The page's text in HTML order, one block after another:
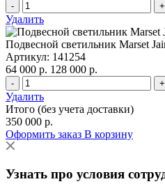
- +
Удалить
Подвесной светильник Marset
Артикул: 141254
64 000 р. 128 000 р.
- +
Удалить
Итого (без учета доставки)
350 000 р.
Оформить заказ В корзину
Узнать про условия